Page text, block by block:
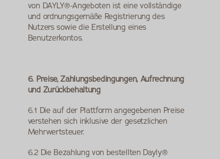
von DAYLY®-Angeboten ist eine vollständige
und ordnungsgemäße Registrierung des
Nutzers sowie die Erstellung eines
Benutzerkontos.
6. Preise, Zahlungsbedingungen, Aufrechnung
und Zurückbehaltung
6.1 Die auf der Plattform angegebenen Preise
verstehen sich inklusive der gesetzlichen
Mehrwertsteuer.
6.2 Die Bezahlung von bestellten Dayly®